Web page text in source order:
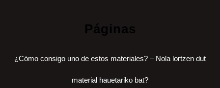
Páginas
¿Cómo consigo uno de estos materiales? – Nola lortzen dut
material hauetariko bat?